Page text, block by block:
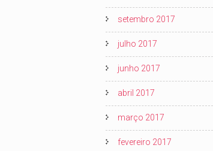
setembro 2017
julho 2017
junho 2017
abril 2017
março 2017
fevereiro 2017